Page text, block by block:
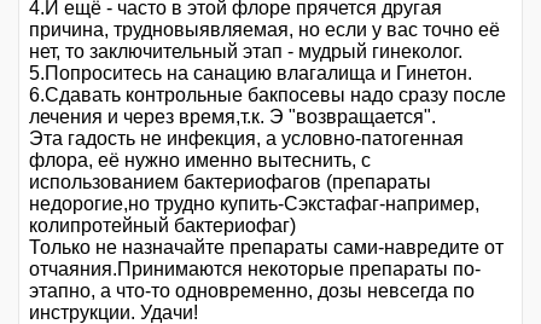
4.И ещё - часто в этой флоре прячется другая
причина, трудновыявляемая, но если у вас точно её
нет, то заключительный этап - мудрый гинеколог.
5.Попроситесь на санацию влагалища и Гинетон.
6.Сдавать контрольные бакпосевы надо сразу после
лечения и через время,т.к. Э "возвращается".
Эта гадость не инфекция, а условно-патогенная
флора, её нужно именно вытеснить, с
использованием бактериофагов (препараты
недорогие,но трудно купить-Сэкстафаг-например,
колипротейный бактериофаг)
Только не назначайте препараты сами-навредите от
отчаяния.Принимаются некоторые препараты по-
этапно, а что-то одновременно, дозы невсегда по
инструкции. Удачи!